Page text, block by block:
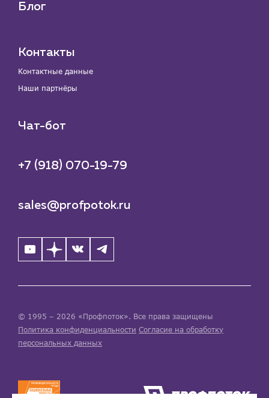
Блог
Контакты
Контактные данные
Наши партнёры
Чат-бот
+7 (918) 070-19-79
sales@profpotok.ru
© 1995 – 2026 «Профпоток». Все права защищены
Политика конфиденциальности Согласие на обработку
персональных данных